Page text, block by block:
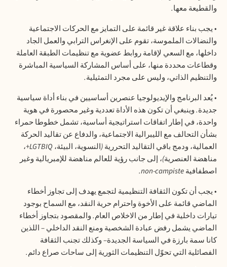
والقطيعة معها.
•يجب بناء علاقة غير قائمة على التمايز مع الحركات الاجتماعية
والنضالات الملموسة، تقوم على الإنغراس الترابي والعمل الجاد
داخلها، مع السعي لإقامة روابط عضوية مع تنظيمات الطبقة العاملة
وقطاعات محددة منها، على أساس المشاركة السياسية المباشرة
والتنظيم الذاتي، وليس على مجرد التمثيلية.
•يُعد البرنامج والإيديولوجيا عنصرين أساسيين في بناء أداة سياسية
جديدة.وينبغي أن تكون هذه الأداة تعددية وغير محصورة في هوية
واحدة، في إطار اتفاقات استراتيجية أساسية، تشمل خطوطا حمراء
بشأن التحالف مع الليبرالية الاجتماعية، والدفاع عن تقاليد الحركة
العمالية، ودمج باقي التقاليد التحررية(النسوية، البيئة، LGTBIQ+ ،
مناهضة العنصرية)، إلى جانب رؤية للعالم مناهضة للإمبريالية وغير
اصطفافيةnon-campiste.
•يجب أن تكون الثقافة التنظيمية لتجمع يهدف إلى تجاوز أخطاء
الماضي قائمة على الأخوة واحترام حرية النقد، مع السماح بوجود
تيارات داخلية في إطار من الاخلاص العام.والمقصود بتجاوز أخطاء
الماضي يشمل رفض عبادة الشخصية ومنع النقد الداخلي – اللذين
كانا سمة بارزة في السياسة الجديدة– وكذلك تجنب الثقافة
الفصائلية التي تحوّل التنظيمات الثورية إلى ساحات صراع دائم.